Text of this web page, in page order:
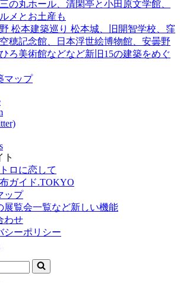
の丸ホール、清閑亭と小田原文学館、
メとお土産も
松本建築巡り 松本城、旧開智学校、窪
穂記念館、日本浮世絵博物館、安曇野
ろ美術館などなど新旧15の建築をめぐ
マップ
ト
ロに恋して
ガイド.TOKYO
ップ
展覧会一覧など新しい機能
わせ
シーポリシー